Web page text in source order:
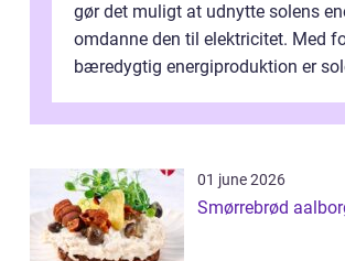
gør det muligt at udnytte solens
omdanne den til elektricitet. Med
bæredygtig energiproduktion er
01 june 2026
Smørrebrød